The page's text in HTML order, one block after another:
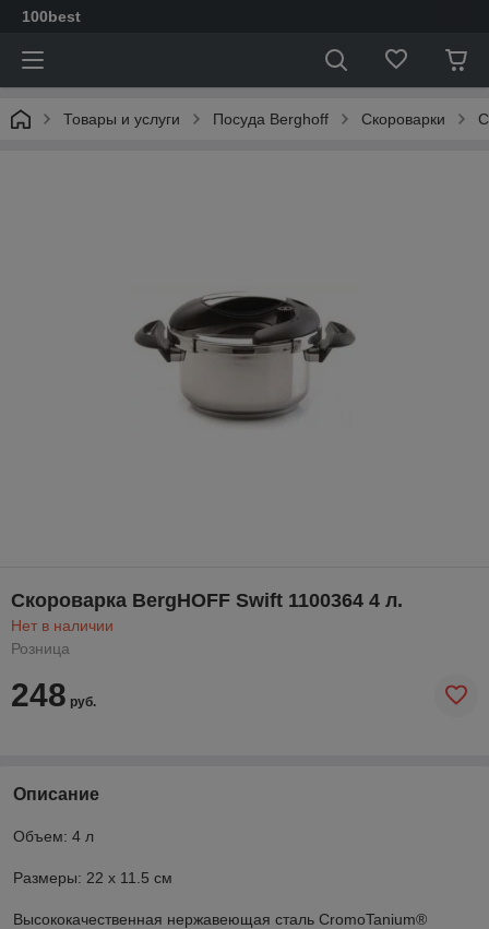
100best
Товары и услуги Посуда Berghoff Скороварки
Скороварка BergHOFF Swift 1100364 4 л.
Нет в наличии
Розница
248 руб.
Описание
Объем: 4 л
Размеры: 22 х 11.5 см
Высококачественная нержавеющая сталь CromoTanium®